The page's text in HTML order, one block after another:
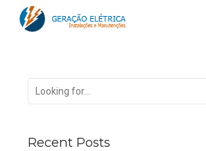
Recent Posts